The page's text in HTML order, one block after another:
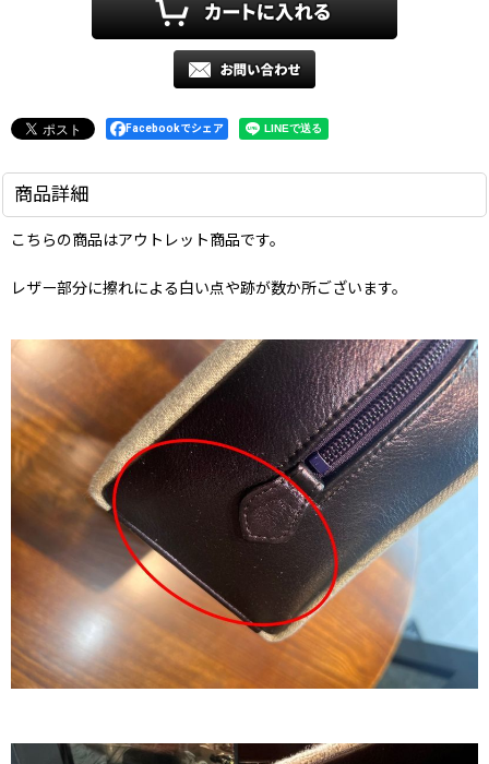
Facebookでシェア
商品詳細
こちらの商品はアウトレット商品です。
レザー部分に擦れによる白い点や跡が数か所ございます。